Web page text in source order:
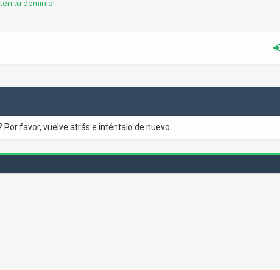
tu dominio!
favor, vuelve atrás e inténtalo de nuevo.